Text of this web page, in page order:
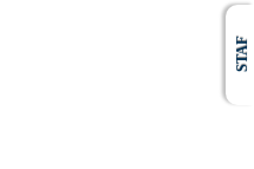
STAF